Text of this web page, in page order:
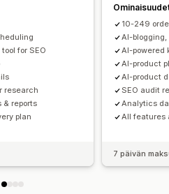
Historiallinen analyysi
Ilmoitukset
URL-optimointi
koodi
for SEO
research
& reports
plan
10-249
AI-
AI-powered
AI-product
AI-product
SEO audit
Analytics
All features
7 päivän